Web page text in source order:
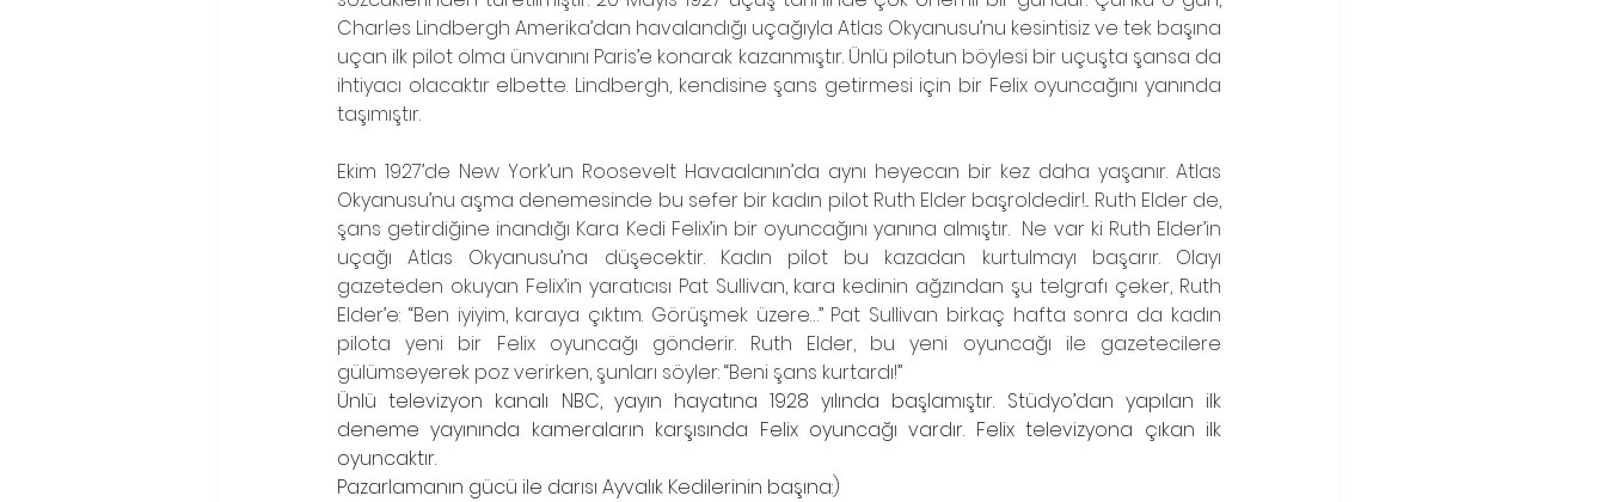
Charles Lindbergh Amerika’dan havalandığı uçağıyla Atlas Okyanusu’nu kesintisiz ve tek başına
uçan ilk pilot olma ünvanını Paris’e konarak kazanmıştır. Ünlü pilotun böylesi bir uçuşta şansa da
ihtiyacı olacaktır elbette. Lindbergh, kendisine şans getirmesi için bir Felix oyuncağını yanında
taşımıştır.
Ekim 1927’de New York’un Roosevelt Havaalanın’da aynı heyecan bir kez daha yaşanır. Atlas
Okyanusu’nu aşma denemesinde bu sefer bir kadın pilot Ruth Elder başroldedir!... Ruth Elder de,
şans getirdiğine inandığı Kara Kedi Felix’in bir oyuncağını yanına almıştır.  Ne var ki Ruth Elder’in
uçağı Atlas Okyanusu’na düşecektir. Kadın pilot bu kazadan kurtulmayı başarır. Olayı
gazeteden okuyan Felix’in yaratıcısı Pat Sullivan, kara kedinin ağzından şu telgrafı çeker, Ruth
Elder’e: “Ben iyiyim, karaya çıktım. Görüşmek üzere…” Pat Sullivan birkaç hafta sonra da kadın
pilota yeni bir Felix oyuncağı gönderir. Ruth Elder, bu yeni oyuncağı ile gazetecilere
gülümseyerek poz verirken, şunları söyler: “Beni şans kurtardı!”
Ünlü televizyon kanalı NBC, yayın hayatına 1928 yılında başlamıştır. Stüdyo’dan yapılan ilk
deneme yayınında kameraların karşısında Felix oyuncağı vardır. Felix televizyona çıkan ilk
oyuncaktır.
Pazarlamanın gücü ile darısı Ayvalık Kedilerinin başına:)